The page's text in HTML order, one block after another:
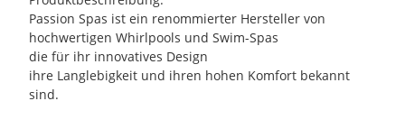
Passion Spas ist ein renommierter Hersteller von
hochwertigen Whirlpools und Swim-Spas
die für ihr innovatives Design
ihre Langlebigkeit und ihren hohen Komfort bekannt
sind.